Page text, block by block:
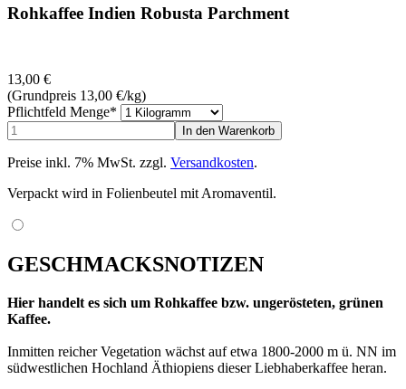
Rohkaffee Indien Robusta Parchment
13,00 €
(Grundpreis 13,00 €/kg)
Pflichtfeld Menge*
Preise inkl. 7% MwSt. zzgl. Versandkosten.
Verpackt wird in Folienbeutel mit Aromaventil.
GESCHMACKSNOTIZEN
Hier handelt es sich um Rohkaffee bzw. ungerösteten, grünen
Kaffee.
Inmitten reicher Vegetation wächst auf etwa 1800-2000 m ü. NN im
südwestlichen Hochland Äthiopiens dieser Liebhaberkaffee heran.